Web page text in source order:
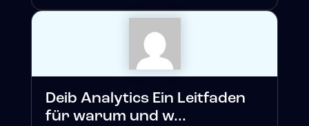
Deib Analytics Ein Leitfaden
für warum und w...